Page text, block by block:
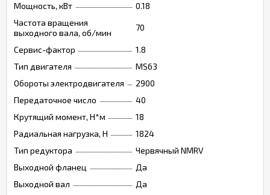
Мощность, кВт
0.18
Частота вращения
выходного вала, об/мин
70
Сервис-фактор
1.8
Тип двигателя
MS63
Обороты электродвигателя
2900
Передаточное число
40
Крутящий момент, Н*м
18
Радиальная нагрузка, Н
1824
Тип редуктора
Червячный NMRV
Выходной фланец
Да
Выходной вал
Да